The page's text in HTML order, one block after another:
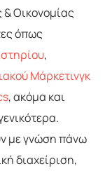
& Οικονομίας
όπως
,
Μάρκετινγκ
, ακόμα και
με γνώση πάνω
διαχείριση,